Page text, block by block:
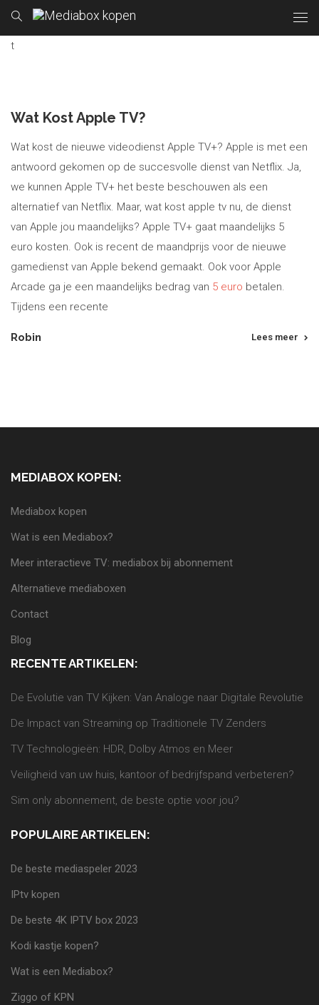
t
Wat Kost Apple TV?
Wat kost de nieuwe videodienst Apple TV+? Apple is met een
antwoord gekomen op de succesvolle dienst van Netflix. Ja,
we kunnen Apple TV+ het beste beschouwen als een
alternatief van Netflix. Maar, wat kost apple tv nu, de dienst
van Apple jou maandelijks? Apple TV+ gaat maandelijks 5
euro kosten. Ook is recent de maandprijs voor de nieuwe
gamedienst van Apple bekend gemaakt. Ook voor Apple
Arcade ga je een maandelijks bedrag van 5 euro betalen.
Tijdens een recente
Robin Lees meer
MEDIABOX KOPEN:
Mediabox kopen
Wat is een Mediabox?
Meer interactieve TV: mediabox bij abonnement
Alternatieve mediaboxen
Contact
Blog
RECENTE ARTIKELEN:
De Evolutie van TV Kijken: Van Analoge naar Digitale Revolutie
De Impact van Streaming op Traditionele TV Zenders
TV Technologieën: HDR, Dolby Atmos en Meer
Veiligheid van uw huis, kantoor of bedrijfspand verbeteren?
Sim only abonnement, de beste optie voor jou?
POPULAIRE ARTIKELEN:
De beste mediaspeler 2023
IPtv kopen
De beste 4K IPTV box 2023
Kodi kastje kopen?
Wat is een Mediabox?
Ziggo of KPN